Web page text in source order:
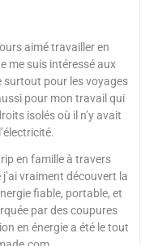
aimé travailler en
me suis intéressé aux
surtout pour les voyages
pour mon travail qui
isolés où il n’y avait
en famille à travers
vraiment découvert la
fiable, portable, et
par des coupures
en énergie a été le tout